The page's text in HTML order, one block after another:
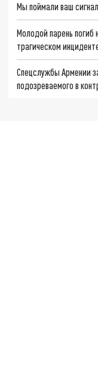
Мы поймали ваш сигнал
Молодой парень
трагическом
Спецслужбы Армении
подозреваемого в